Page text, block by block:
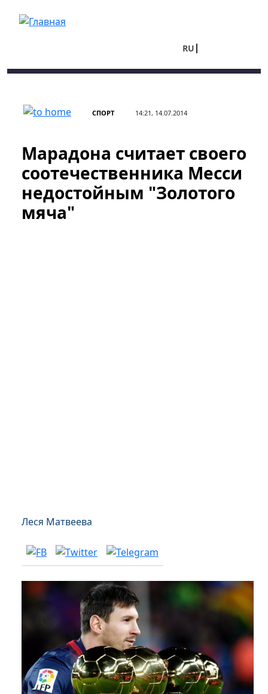
RU
СПОРТ 14:21, 14.07.2014
Марадона считает своего
соотечественника Месси
недостойным "Золотого
мяча"
Леся Матвеева